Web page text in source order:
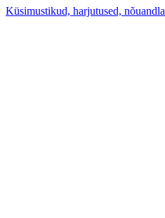
Küsimustikud, harjutused, nõuandla